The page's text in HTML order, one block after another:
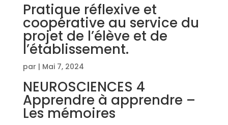
Pratique réflexive et
coopérative au service du
projet de l’élève et de
l’établissement.
par | Mai 7, 2024
NEUROSCIENCES 4
Apprendre à apprendre –
Les mémoires